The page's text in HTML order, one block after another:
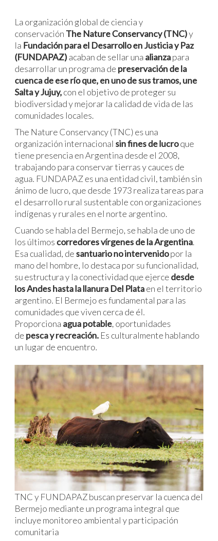
La organización global de ciencia y
conservación The Nature Conservancy (TNC)y
la Fundación para el Desarrollo en Justicia y Paz
(FUNDAPAZ)acaban de sellar una alianzapara
desarrollar un programa de preservación de la
cuenca de ese río que, en uno de sus tramos, une
Salta y Jujuy,con el objetivo de proteger su
biodiversidad y mejorar la calidad de vida de las
comunidades locales.
The Nature Conservancy (TNC) es una
organización internacional sin fines de lucroque
tiene presencia en Argentina desde el 2008,
trabajando para conservar tierras y cauces de
agua. FUNDAPAZ es una entidad civil, también sin
ánimo de lucro, que desde 1973 realiza tareas para
el desarrollo rural sustentable con organizaciones
indígenas y rurales en el norte argentino.
Cuando se habla del Bermejo, se habla de uno de
los últimos corredores vírgenes de la Argentina.
Esa cualidad, desantuario no intervenidopor la
mano del hombre, lo destaca por su funcionalidad,
su estructura y la conectividad que ejerce desde
los Andes hasta la llanura Del Plataen el territorio
argentino. El Bermejo es fundamental para las
comunidades que viven cerca de él.
Proporciona agua potable, oportunidades
de pesca y recreación. Es culturalmente hablando
un lugar de encuentro.
TNC y FUNDAPAZ buscan preservar la cuenca del
Bermejo mediante un programa integral que
incluye monitoreo ambiental y participación
comunitaria